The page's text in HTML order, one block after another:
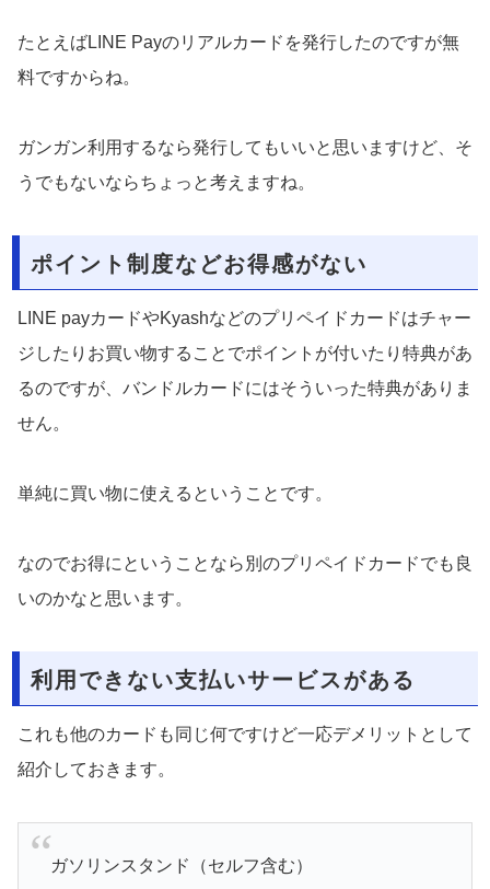
たとえばLINE Payのリアルカードを発行したのですが無
料ですからね。
ガンガン利用するなら発行してもいいと思いますけど、そ
うでもないならちょっと考えますね。
ポイント制度などお得感がない
LINE payカードやKyashなどのプリペイドカードはチャー
ジしたりお買い物することでポイントが付いたり特典があ
るのですが、バンドルカードにはそういった特典がありま
せん。
単純に買い物に使えるということです。
なのでお得にということなら別のプリペイドカードでも良
いのかなと思います。
利用できない支払いサービスがある
これも他のカードも同じ何ですけど一応デメリットとして
紹介しておきます。
ガソリンスタンド（セルフ含む）